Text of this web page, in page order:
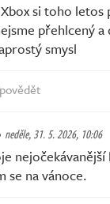
si toho letos
přehlcený
smysl
neděle, 31. 5. 2026, 10:06
se na vánoce.